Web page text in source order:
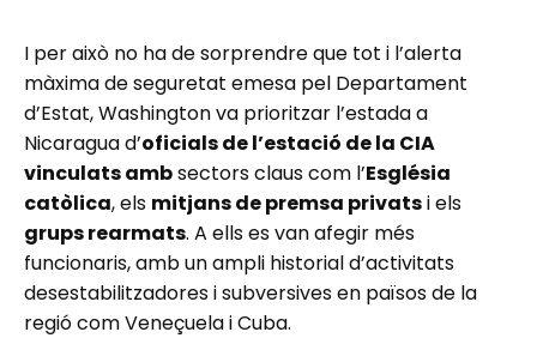
I per això no ha de sorprendre que tot i l’alerta
màxima de seguretat emesa pel Departament
d’Estat, Washington va prioritzar l’estada a
Nicaragua d’oficials de l’estació de la CIA
vinculats ambsectors claus com l’Església
catòlica, els mitjans de premsa privatsi els
grups rearmats. A ells es van afegir més
funcionaris, amb un ampli historial d’activitats
desestabilitzadores i subversives en països de la
regió com Veneçuela i Cuba.